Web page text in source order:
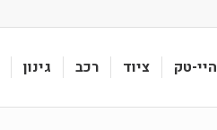
היי-טק ציוד רכב גינון